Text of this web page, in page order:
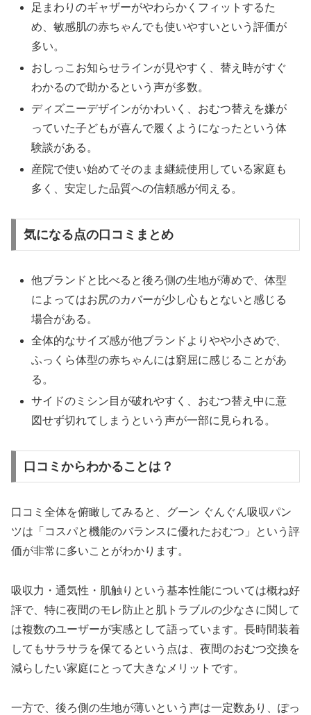
足まわりのギャザーがやわらかくフィットするた
め、敏感肌の赤ちゃんでも使いやすいという評価が
多い。
おしっこお知らせラインが見やすく、替え時がすぐ
わかるので助かるという声が多数。
ディズニーデザインがかわいく、おむつ替えを嫌が
っていた子どもが喜んで履くようになったという体
験談がある。
産院で使い始めてそのまま継続使用している家庭も
多く、安定した品質への信頼感が伺える。
気になる点の口コミまとめ
他ブランドと比べると後ろ側の生地が薄めで、体型
によってはお尻のカバーが少し心もとないと感じる
場合がある。
全体的なサイズ感が他ブランドよりやや小さめで、
ふっくら体型の赤ちゃんには窮屈に感じることがあ
る。
サイドのミシン目が破れやすく、おむつ替え中に意
図せず切れてしまうという声が一部に見られる。
口コミからわかることは？
口コミ全体を俯瞰してみると、グーン ぐんぐん吸収パン
ツは「コスパと機能のバランスに優れたおむつ」という評
価が非常に多いことがわかります。
吸収力・通気性・肌触りという基本性能については概ね好
評で、特に夜間のモレ防止と肌トラブルの少なさに関して
は複数のユーザーが実感として語っています。長時間装着
してもサラサラを保てるという点は、夜間のおむつ交換を
減らしたい家庭にとって大きなメリットです。
一方で、後ろ側の生地が薄いという声は一定数あり、ぽっ